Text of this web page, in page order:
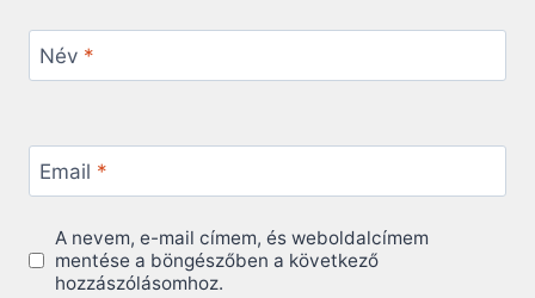
Név *
Email *
A nevem, e-mail címem, és weboldalcímem
mentése a böngészőben a következő
hozzászólásomhoz.